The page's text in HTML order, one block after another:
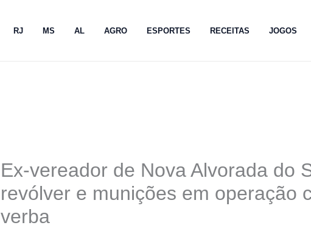
RJ MS AL AGRO ESPORTES RECEITAS JOGOS
Ex-vereador de Nova Alvorada do
revólver e munições em operação
verba